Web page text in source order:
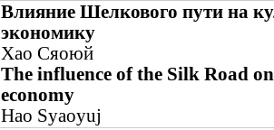
Влияние Шелкового пути на
экономику
Хао Сяоюй
The influence of the Silk Road
economy
Hao Syaoyuj